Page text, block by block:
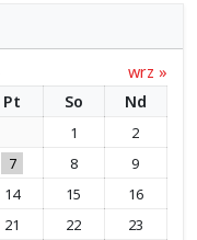
wrz »
Pt So Nd
1
2
7 8
9
14 15
16
21 22
23